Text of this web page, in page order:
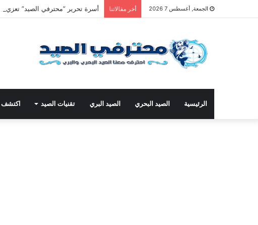
الجمعة, أغسطس 7 2026 أخر مقالاتنا أسرة تحرير “محترفي الصيد” تعزي
الرئيسية الصيد البحري الصيد البري تقنيات الصيد اكتشف